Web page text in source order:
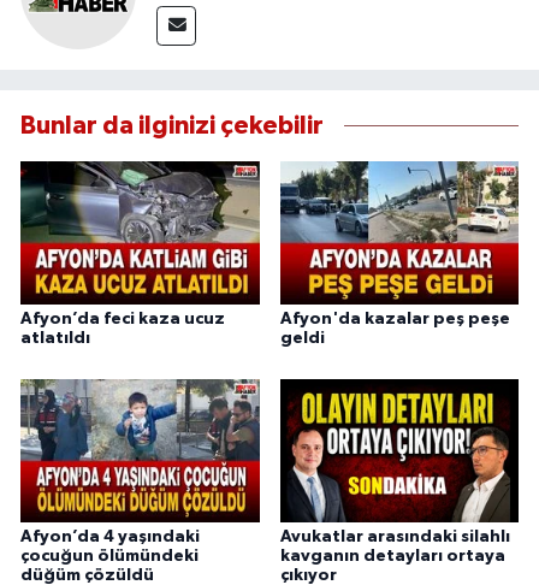
Bunlar da ilginizi çekebilir
Afyon’da feci kaza ucuz
atlatıldı
Afyon'da kazalar peş peşe
geldi
Afyon’da 4 yaşındaki
çocuğun ölümündeki
düğüm çözüldü
Avukatlar arasındaki silahlı
kavganın detayları ortaya
çıkıyor